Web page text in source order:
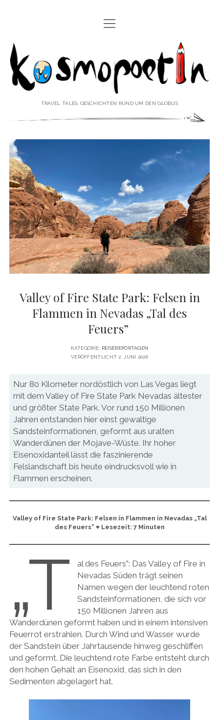
REISEREPORTAGEN
REISEPOESIE
REISEKOLUMNEN
♥ ÜBER DEN REISEBLOG
öffnen
IMPRESSUM
DATENSCHUTZERKLÄRUNG
♥ ÜBER DIE AUTORIN Menü
öffnen
VITA
PRESSE & MEDIEN
MEDIADATEN
twitterfacebook
pinterestyoutubeinstagram
Menü
öffnen
Kosmopoetin
TRAVEL TALES: GESCHICHTEN RUND UM DEN GLOBUS
Valley of Fire State Park: Felsen in
Flammen in Nevadas „Tal des
Feuers”
KATEGORIE: REISEREPORTAGEN
VERÖFFENTLICHT 2. JUNI 2026
Nur 80 Kilometer nordöstlich von Las Vegas liegt
mit dem Valley of Fire State Park Nevadas ältester
und größter State Park. Vor rund 150 Millionen
Jahren entstanden hier einst gewaltige
Sandsteinformationen, geformt aus uralten
Wanderdünen der Mojave-Wüste. Ihr hoher
Eisenoxidanteil lässt die faszinierende
Felslandschaft bis heute eindrucksvoll wie in
Flammen erscheinen.
Valley of Fire State Park: Felsen in Flammen in Nevadas „Tal
des Feuers” ♥ Lesezeit: 7 Minuten
„T
al des Feuers”: Das Valley of Fire in
Nevadas Süden trägt seinen
Namen wegen der leuchtend roten
Sandsteinformationen, die sich vor
150 Millionen Jahren aus
Wanderdünen geformt haben und in einem intensiven
Feuerrot erstrahlen. Durch Wind und Wasser wurde
der Sandstein über Jahrtausende hinweg geschliffen
und geformt. Die leuchtend rote Farbe entsteht durch
den hohen Gehalt an Eisenoxid, das sich in den
Sedimenten abgelagert hat.